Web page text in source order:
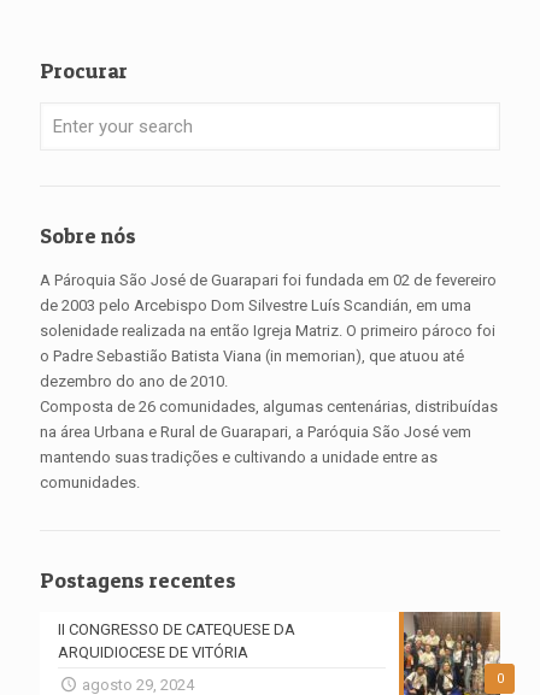
Procurar
Sobre nós
A Pároquia São José de Guarapari foi fundada em 02 de fevereiro
de 2003 pelo Arcebispo Dom Silvestre Luís Scandián, em uma
solenidade realizada na então Igreja Matriz. O primeiro pároco foi
o Padre Sebastião Batista Viana (in memorian), que atuou até
dezembro do ano de 2010.
Composta de 26 comunidades, algumas centenárias, distribuídas
na área Urbana e Rural de Guarapari, a Paróquia São José vem
mantendo suas tradições e cultivando a unidade entre as
comunidades.
Postagens recentes
0
II CONGRESSO DE CATEQUESE DA
ARQUIDIOCESE DE VITÓRIA
agosto 29, 2024